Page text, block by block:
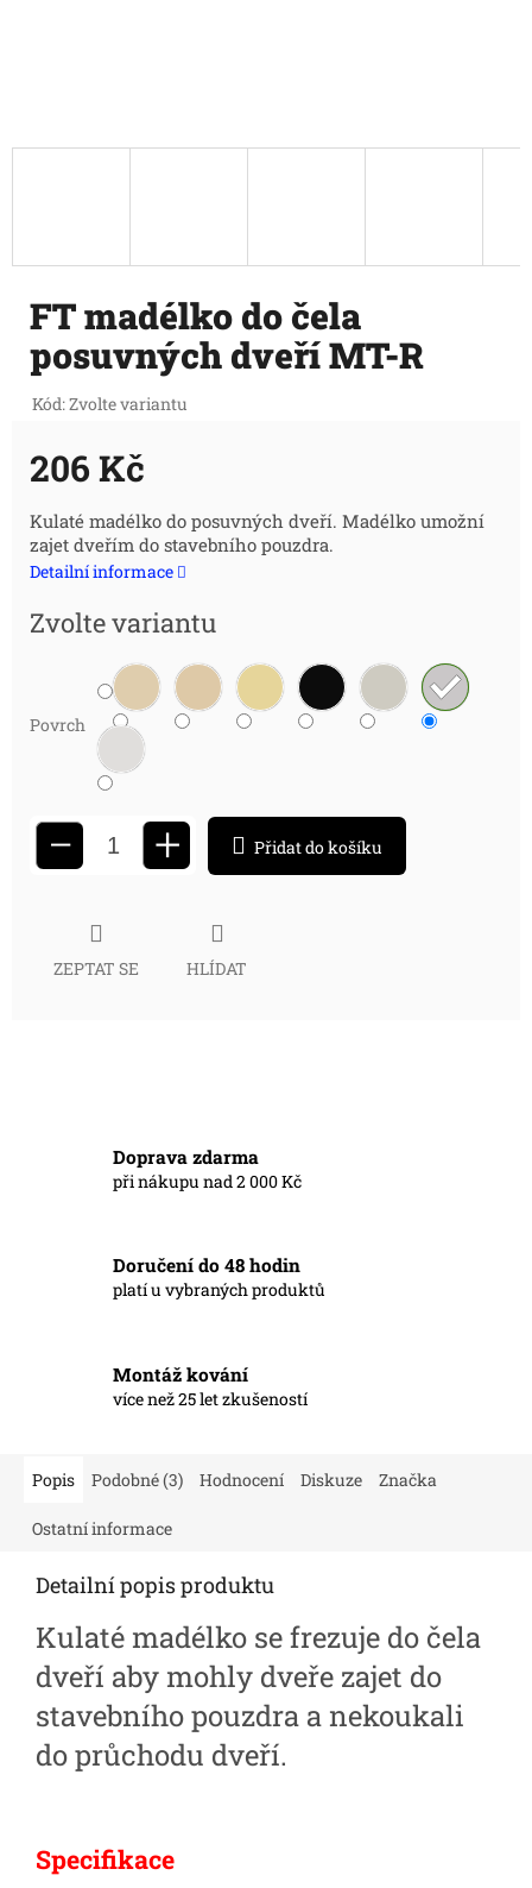
FT madélko do čela
posuvných dveří MT-R
Kód:Zvolte variantu
206 Kč
Měrná
cena:
Kulaté madélko do posuvných dveří. Madélko umožní
zajet dveřím do stavebního pouzdra.
Detailní informace
Zvolte variantu
Povrch
− + Přidat do košíku
ZEPTAT SE HLÍDAT
Doprava zdarma
při nákupu nad 2 000 Kč
Doručení do 48 hodin
platí u vybraných produktů
Montáž kování
více než 25 let zkušeností
Popis Podobné (3) Hodnocení Diskuze Značka
Ostatní informace
Detailní popis produktu
Kulaté madélko se frezuje do čela
dveří aby mohly dveře zajet do
stavebního pouzdra a nekoukali
do průchodu dveří.
Specifikace